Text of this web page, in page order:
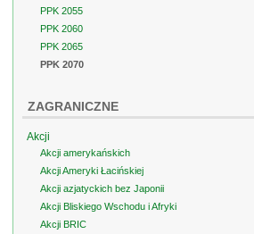
PPK 2055
PPK 2060
PPK 2065
PPK 2070
ZAGRANICZNE
Akcji
Akcji amerykańskich
Akcji Ameryki Łacińskiej
Akcji azjatyckich bez Japonii
Akcji Bliskiego Wschodu i Afryki
Akcji BRIC